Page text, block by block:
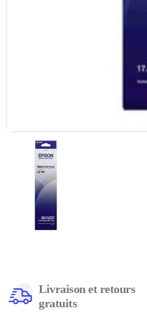
Livraison et retours
gratuits